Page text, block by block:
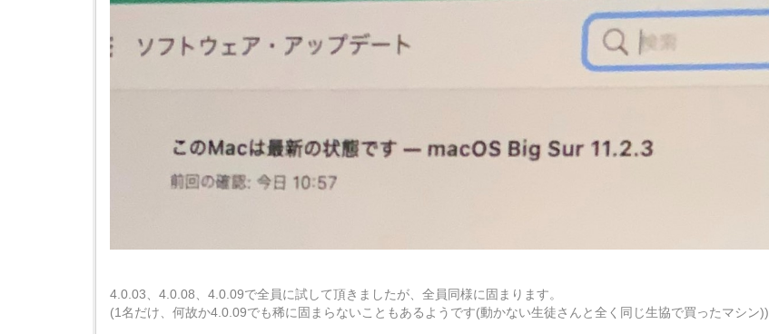
4.0.03、4.0.08、4.0.09で全員に試して頂きましたが、全員同様に固まります。
(1名だけ、何故か4.0.09でも稀に固まらないこともあるようです(動かない生徒さんと全く同じ生協で買ったマシン))